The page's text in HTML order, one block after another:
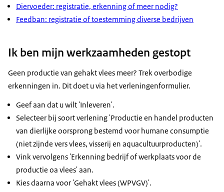
Diervoeder: registratie, erkenning of meer nodig?
Feedban: registratie of toestemming diverse bedrijven
Ik ben mijn werkzaamheden gestopt
Geen productie van gehakt vlees meer? Trek overbodige
erkenningen in. Dit doet u via het verleningenformulier.
Geef aan dat u wilt 'Inleveren'.
Selecteer bij soort verlening 'Productie en handel producten
van dierlijke oorsprong bestemd voor humane consumptie
(niet zijnde vers vlees, visserij en aquacultuurproducten)'.
Vink vervolgens 'Erkenning bedrijf of werkplaats voor de
productie oa vlees' aan.
Kies daarna voor 'Gehakt vlees (WPVGV)'.